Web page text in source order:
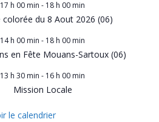
17 h 00 min - 18 h 00 min
colorée du 8 Aout 2026 (06)
14 h 00 min - 18 h 00 min
en Fête Mouans-Sartoux (06)
13 h 30 min - 16 h 00 min
Mission Locale
le calendrier